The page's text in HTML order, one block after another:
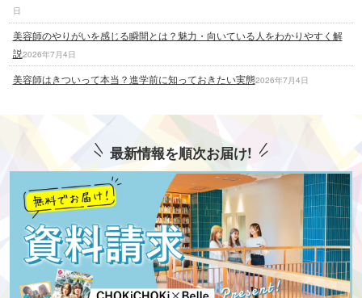
日
美容師のやりがいを感じる瞬間とは？魅力・向いている人をわかりやすく解
説2026年7月4日
美容師はきついって本当？進学前に知っておきたい実態2026年7月4日
最新情報を順次お届け!